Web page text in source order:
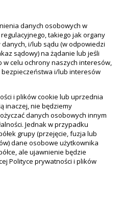
danych osobowych w
takiego jak organy
i/lub sądu (w odpowiedzi
sądowy) na żądanie lub jeśli
w celu ochrony naszych interesów,
bezpieczeństwa i/lub interesów
i plików cookie lub uprzednia
inaczej, nie będziemy
danych osobowych innym
Jednak w przypadku
grupy (przejęcie, fuzja lub
dane osobowe użytkownika
ale ujawnienie będzie
Polityce prywatności i plików